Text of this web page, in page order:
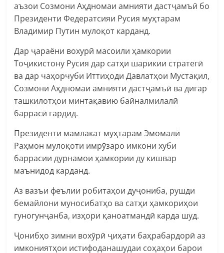
аъзои Созмони Аҳдномаи амнияти дастҷамъӣ бо
Президенти Федератсияи Русия муҳтарам
Владимир Путин мулоқот карданд.
Дар ҷараёни вохурӣ масоили ҳамкории
Тоҷикистону Русия дар сатҳи шарикии стратегӣ
ва дар чаҳорчуби Иттиҳоди Давлатҳои Мустақил,
Созмони Аҳдномаи амнияти дастҷамъӣ ва дигар
ташкилотҳои минтақавию байналмилалӣ
баррасӣ гардид.
Президенти мамлакат муҳтарам Эмомалӣ
Раҳмон мулоқоти имрӯзаро имкони хуби
баррасии дурнамои ҳамкории ду кишвар
маънидод карданд.
Аз вазъи феълии робитаҳои дуҷониба, рушди
бемайлони муносибатҳо ва сатҳи ҳамкориҳои
гуногунҷанба, изҳори қаноатмандӣ карда шуд.
Ҷонибҳо зимни вохӯрӣ ҷиҳати баҳрабардорӣ аз
имкониятҳои истифоданашудаи соҳаҳои барои